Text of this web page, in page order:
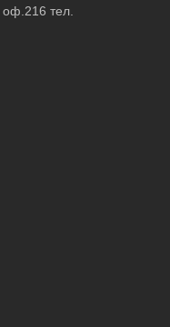
оф.216 тел.